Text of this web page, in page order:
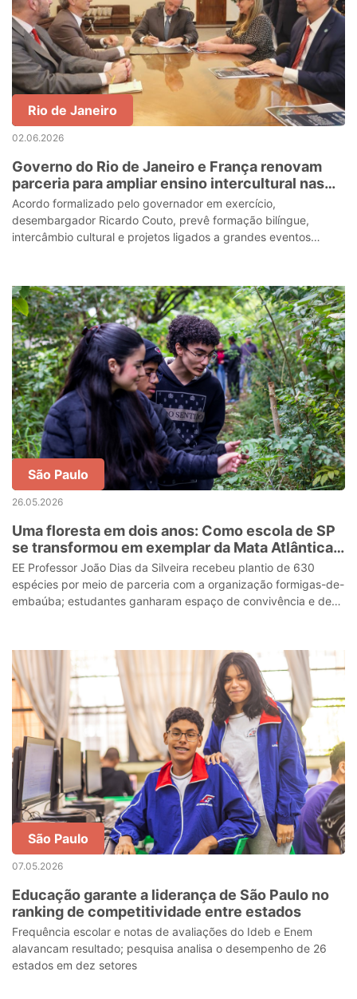
Rio de Janeiro
02.06.2026
Governo do Rio de Janeiro e França renovam
parceria para ampliar ensino intercultural nas
escolas estaduais
Acordo formalizado pelo governador em exercício,
desembargador Ricardo Couto, prevê formação bilíngue,
intercâmbio cultural e projetos ligados a grandes eventos
São Paulo
26.05.2026
Uma floresta em dois anos: Como escola de SP
se transformou em exemplar da Mata Atlântica
em meio a prédios da zona leste
EE Professor João Dias da Silveira recebeu plantio de 630
espécies por meio de parceria com a organização formigas-de-
embaúba; estudantes ganharam espaço de convivência e de
São Paulo
07.05.2026
Educação garante a liderança de São Paulo no
ranking de competitividade entre estados
Frequência escolar e notas de avaliações do Ideb e Enem
alavancam resultado; pesquisa analisa o desempenho de 26
estados em dez setores